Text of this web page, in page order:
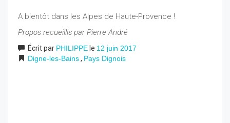
A bientôt dans les Alpes de Haute-Provence !
Propos recueillis par Pierre André
Écrit par PHILIPPE le 12 juin 2017
Digne-les-Bains, Pays Dignois